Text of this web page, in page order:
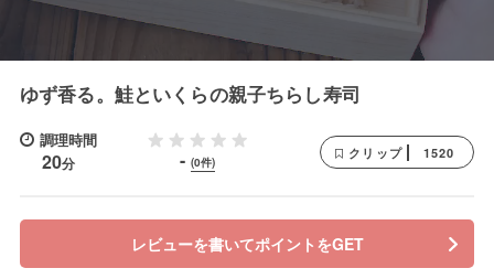
ゆず香る。鮭といくらの親子ちらし寿司
調理時間
20分 - (0件)
クリップ 1520
レビューを書いてポイントをGET